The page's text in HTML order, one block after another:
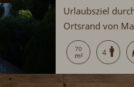
Urlaubsziel
Ortsrand von
Gemütliche
70 4